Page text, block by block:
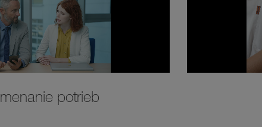
potrieb